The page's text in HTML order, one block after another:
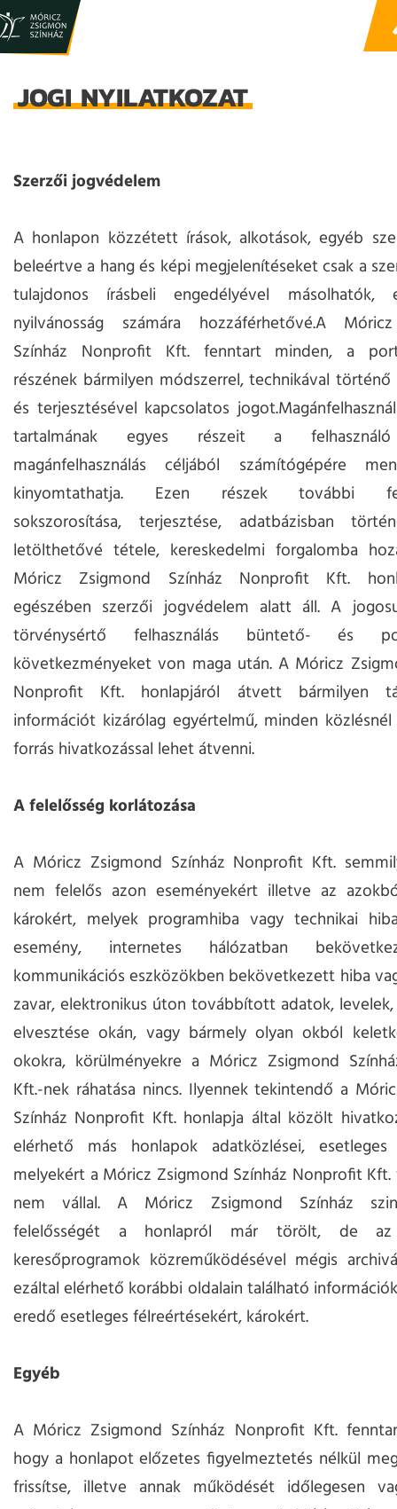
JOGI NYILATKOZAT
Szerzői jogvédelem
A honlapon közzétett írások, alkotások, egyéb
beleértve a hang és képi megjelenítéseket csak a
tulajdonos írásbeli engedélyével másolhatók,
nyilvánosság számára hozzáférhetővé.A
Színház Nonprofit Kft. fenntart minden, a
részének bármilyen módszerrel, technikával történő
és terjesztésével kapcsolatos
tartalmának egyes részeit a
magánfelhasználás céljából számítógépére
kinyomtathatja. Ezen részek további
sokszorosítása, terjesztése, adatbázisban
letölthetővé tétele, kereskedelmi forgalomba
Móricz Zsigmond Színház Nonprofit Kft.
egészében szerzői jogvédelem alatt áll. A
törvénysértő felhasználás büntető- és
következményeket von maga után. A Móricz
Nonprofit Kft. honlapjáról átvett bármilyen
információt kizárólag egyértelmű, minden
forrás hivatkozással lehet átvenni.
A felelősség korlátozása
A Móricz Zsigmond Színház Nonprofit Kft.
nem felelős azon eseményekért illetve az
károkért, melyek programhiba vagy technikai
esemény, internetes hálózatban
kommunikációs eszközökben bekövetkezett hiba
zavar, elektronikus úton továbbított adatok,
elvesztése okán, vagy bármely olyan okból
okokra, körülményekre a Móricz Zsigmond
Kft.-nek ráhatása nincs. Ilyennek tekintendő a
Színház Nonprofit Kft. honlapja által közölt
elérhető más honlapok adatközlései, esetleges
melyekért a Móricz Zsigmond Színház Nonprofit
nem vállal. A Móricz Zsigmond Színház
felelősségét a honlapról már törölt, de az
keresőprogramok közreműködésével mégis
ezáltal elérhető korábbi oldalain található
eredő esetleges félreértésekért, károkért.
Egyéb
A Móricz Zsigmond Színház Nonprofit Kft.
hogy a honlapot előzetes figyelmeztetés nélkül
frissítse, illetve annak működését időlegesen